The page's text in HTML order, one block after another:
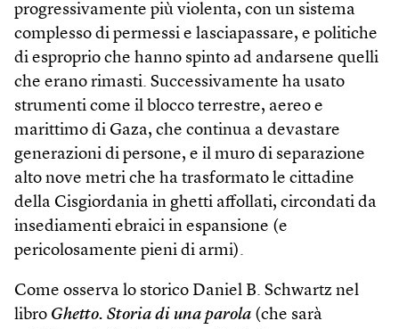
progressivamente più violenta, con un sistema
complesso di permessi e lasciapassare, e politiche
di esproprio che hanno spinto ad andarsene quelli
che erano rimasti. Successivamente ha usato
strumenti come il blocco terrestre, aereo e
marittimo di Gaza, che continua a devastare
generazioni di persone, e il muro di separazione
alto nove metri che ha trasformato le cittadine
della Cisgiordania in ghetti affollati, circondati da
insediamenti ebraici in espansione (e
pericolosamente pieni di armi).
Come osserva lo storico Daniel B. Schwartz nel
libro Ghetto. Storia di una parola (che sarà